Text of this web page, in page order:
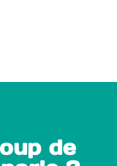
de